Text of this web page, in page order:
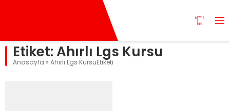
Etiket: Ahırlı Lgs Kursu
Anasayfa » Ahırlı Lgs KursuEtiketi